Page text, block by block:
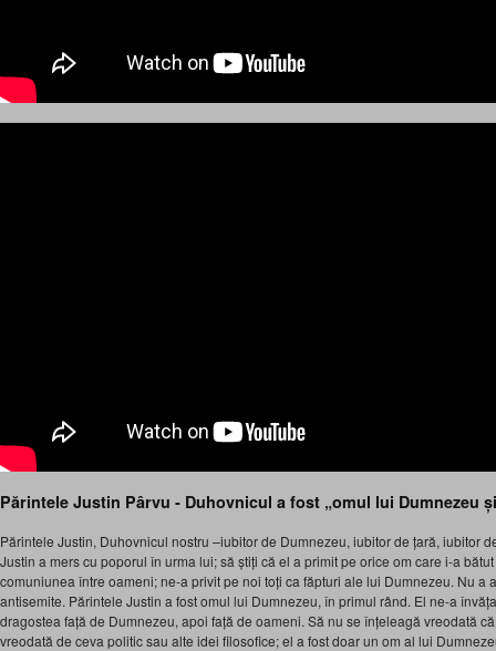
Părintele Justin Pârvu ‑ Duhovnicul a fost „omul lui Dumnezeu
Părintele Justin, Duhovnicul nostru –iubitor de Dumnezeu, iubitor de țară, iubitor
Justin a mers cu poporul în urma lui; să știți că el a primit pe orice om care i‑a
comuniunea între oameni; ne‑a privit pe noi toți ca făpturi ale lui Dumnezeu. Nu a
antisemite. Părintele Justin a fost omul lui Dumnezeu, în primul rând. El ne‑a
dragostea față de Dumnezeu, apoi față de oameni. Să nu se înțeleagă vreodată
vreodată de ceva politic sau alte idei filosofice; el a fost doar un om al lui